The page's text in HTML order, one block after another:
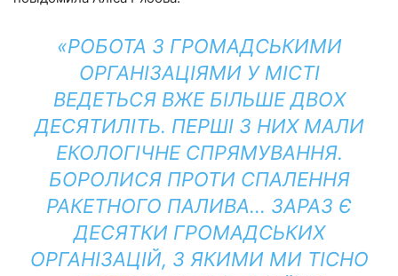
«РОБОТА З ГРОМАДСЬКИМИ
ОРГАНІЗАЦІЯМИ У МІСТІ
ВЕДЕТЬСЯ ВЖЕ БІЛЬШЕ ДВОХ
ДЕСЯТИЛІТЬ. ПЕРШІ З НИХ МАЛИ
ЕКОЛОГІЧНЕ СПРЯМУВАННЯ.
БОРОЛИСЯ ПРОТИ СПАЛЕННЯ
РАКЕТНОГО ПАЛИВА… ЗАРАЗ Є
ДЕСЯТКИ ГРОМАДСЬКИХ
ОРГАНІЗАЦІЙ, З ЯКИМИ МИ ТІСНО